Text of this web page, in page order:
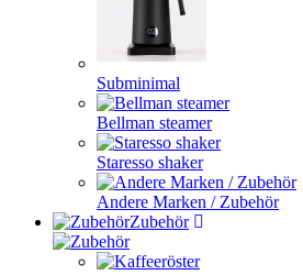
Subminimal
Bellman steamer
Staresso shaker
Andere Marken / Zubehör
Zubehör